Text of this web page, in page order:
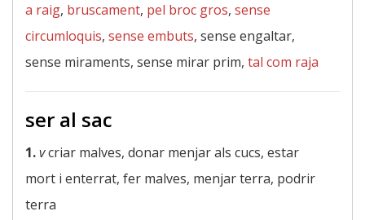
a raig, bruscament, pel broc gros, sense
circumloquis, sense embuts, sense engaltar,
sense miraments, sense mirar prim, tal com raja
ser al sac
1.vcriar malves, donar menjar als cucs, estar
mort i enterrat, fer malves, menjar terra, podrir
terra